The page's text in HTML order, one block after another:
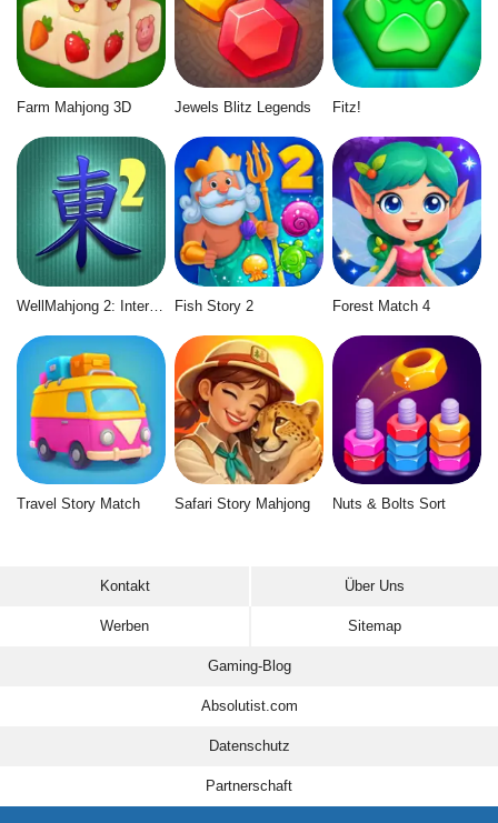
Farm Mahjong 3D Jewels Blitz Legends Fitz!
Fish Story 2 Forest Match 4
Travel Story Match Safari Story Mahjong Nuts & Bolts Sort
Kontakt Über Uns
Werben Sitemap
Gaming-Blog
Absolutist.com
Datenschutz
Partnerschaft